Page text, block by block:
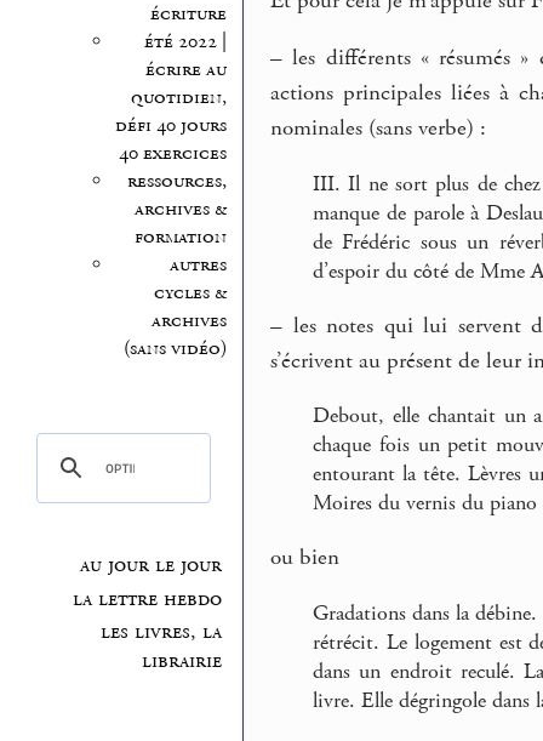
écriture
été 2022 |
écrire au
quotidien,
défi 40 jours
40 exercices
ressources,
archives &
formation
autres
cycles &
archives
(sans vidéo)
au jour le jour
la lettre hebdo
les livres, la
librairie
– les différents « résumés »
actions principales liées à
nominales (sans verbe) :
III. Il ne sort plus de
manque de parole à
de Frédéric sous un
d’espoir du côté de Mme
– les notes qui lui servent
s’écrivent au présent de
Debout, elle chantait un
chaque fois un petit
entourant la tête. Lèvres
Moires du vernis du piano
ou bien
Gradations dans la
rétrécit. Le logement est
dans un endroit reculé.
livre. Elle dégringole dans